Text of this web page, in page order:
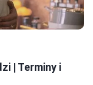
| Terminy i